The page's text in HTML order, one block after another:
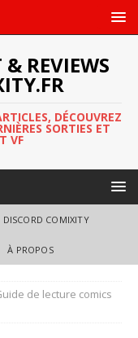
REVIEWS
DÉCOUVREZ
SORTIES ET
VF
DISCORD COMIXITY
À PROPOS
de lecture comics